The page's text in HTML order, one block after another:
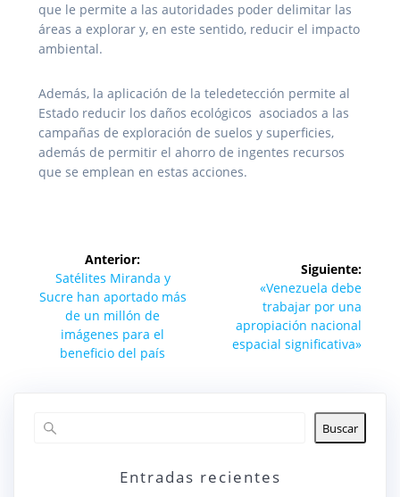
que le permite a las autoridades poder delimitar las
áreas a explorar y, en este sentido, reducir el impacto
ambiental.
Además, la aplicación de la teledetección permite al
Estado reducir los daños ecológicos asociados a las
campañas de exploración de suelos y superficies,
además de permitir el ahorro de ingentes recursos
que se emplean en estas acciones.
Navegación
de
entradas
Anterior:
Entrada
anterior:
Satélites Miranda y
Sucre han aportado más
de un millón de
imágenes para el
beneficio del país
Siguiente:
Siguiente
entrada:
«Venezuela debe
trabajar por una
apropiación nacional
espacial significativa»
Buscar
Entradas recientes